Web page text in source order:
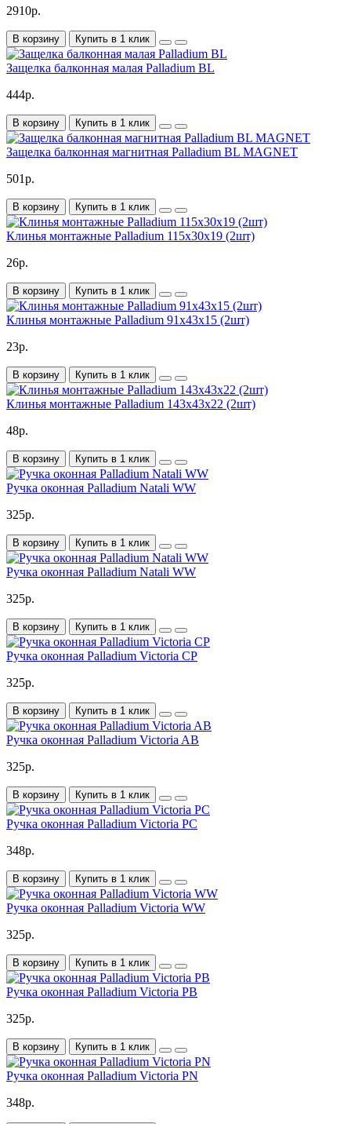
2910р.
В корзину Купить в 1 клик
Защелка балконная малая Palladium BL
444р.
В корзину Купить в 1 клик
Защелка балконная магнитная Palladium BL MAGNET
501р.
В корзину Купить в 1 клик
Клинья монтажные Palladium 115х30х19 (2шт)
26р.
В корзину Купить в 1 клик
Клинья монтажные Palladium 91х43х15 (2шт)
23р.
В корзину Купить в 1 клик
Клинья монтажные Palladium 143х43х22 (2шт)
48р.
В корзину Купить в 1 клик
Ручка оконная Palladium Natali WW
325р.
В корзину Купить в 1 клик
Ручка оконная Palladium Natali WW
325р.
В корзину Купить в 1 клик
Ручка оконная Palladium Victoria CP
325р.
В корзину Купить в 1 клик
Ручка оконная Palladium Victoria AB
325р.
В корзину Купить в 1 клик
Ручка оконная Palladium Victoria PC
348р.
В корзину Купить в 1 клик
Ручка оконная Palladium Victoria WW
325р.
В корзину Купить в 1 клик
Ручка оконная Palladium Victoria PB
325р.
В корзину Купить в 1 клик
Ручка оконная Palladium Victoria PN
348р.